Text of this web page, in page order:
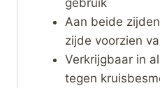
Aan beide
zijde voorzien
Verkrijgbaar in
tegen